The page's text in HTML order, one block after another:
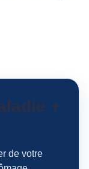
+
de votre